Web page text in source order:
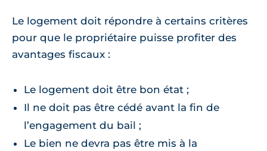
Le logement doit répondre à certains critères
pour que le propriétaire puisse profiter des
avantages fiscaux :
Le logement doit être bon état ;
Il ne doit pas être cédé avant la fin de
l’engagement du bail ;
Le bien ne devra pas être mis à la